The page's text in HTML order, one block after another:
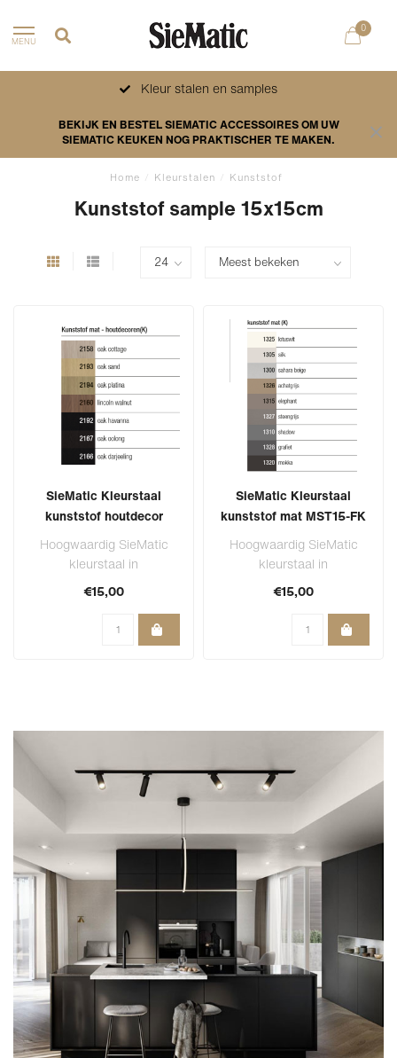
MENU
0
Kleur stalen en samples
BEKIJK EN BESTEL SIEMATIC ACCESSOIRES OM UW
SIEMATIC KEUKEN NOG PRAKTISCHER TE MAKEN.
Home Kleurstalen Kunststof
Kunststof sample 15x15cm
SieMatic Kleurstaal
kunststof houtdecor
MST15-FK
Hoogwaardig SieMatic
kleurstaal in
frontuitvoering op een
formaat van 15 x 15 cm..
€15,00
SieMatic Kleurstaal
kunststof mat MST15-FK
Hoogwaardig SieMatic
kleurstaal in
frontuitvoering op een
formaat van 15 x 15 cm..
€15,00